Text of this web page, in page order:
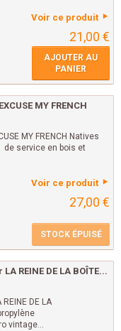
Voir ce produit
21,00 €
AJOUTER AU
PANIER
MY FRENCH
MY FRENCH Natives
de service en bois et
Voir ce produit
27,00 €
STOCK ÉPUISÉ
REINE DE LA BOÎTE...
DE LA
vintage...